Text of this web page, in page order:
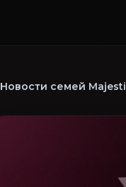
Новости семей